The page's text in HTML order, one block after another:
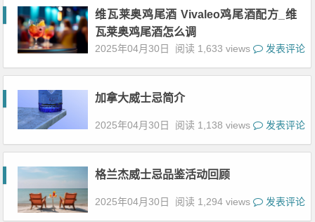
维瓦莱奥鸡尾酒 Vivaleo鸡尾酒配方_维
瓦莱奥鸡尾酒怎么调
2025年04月30日 阅读 1,633 views 发表评论
加拿大威士忌简介
2025年04月30日 阅读 1,138 views 发表评论
格兰杰威士忌品鉴活动回顾
2025年04月30日 阅读 1,294 views 发表评论